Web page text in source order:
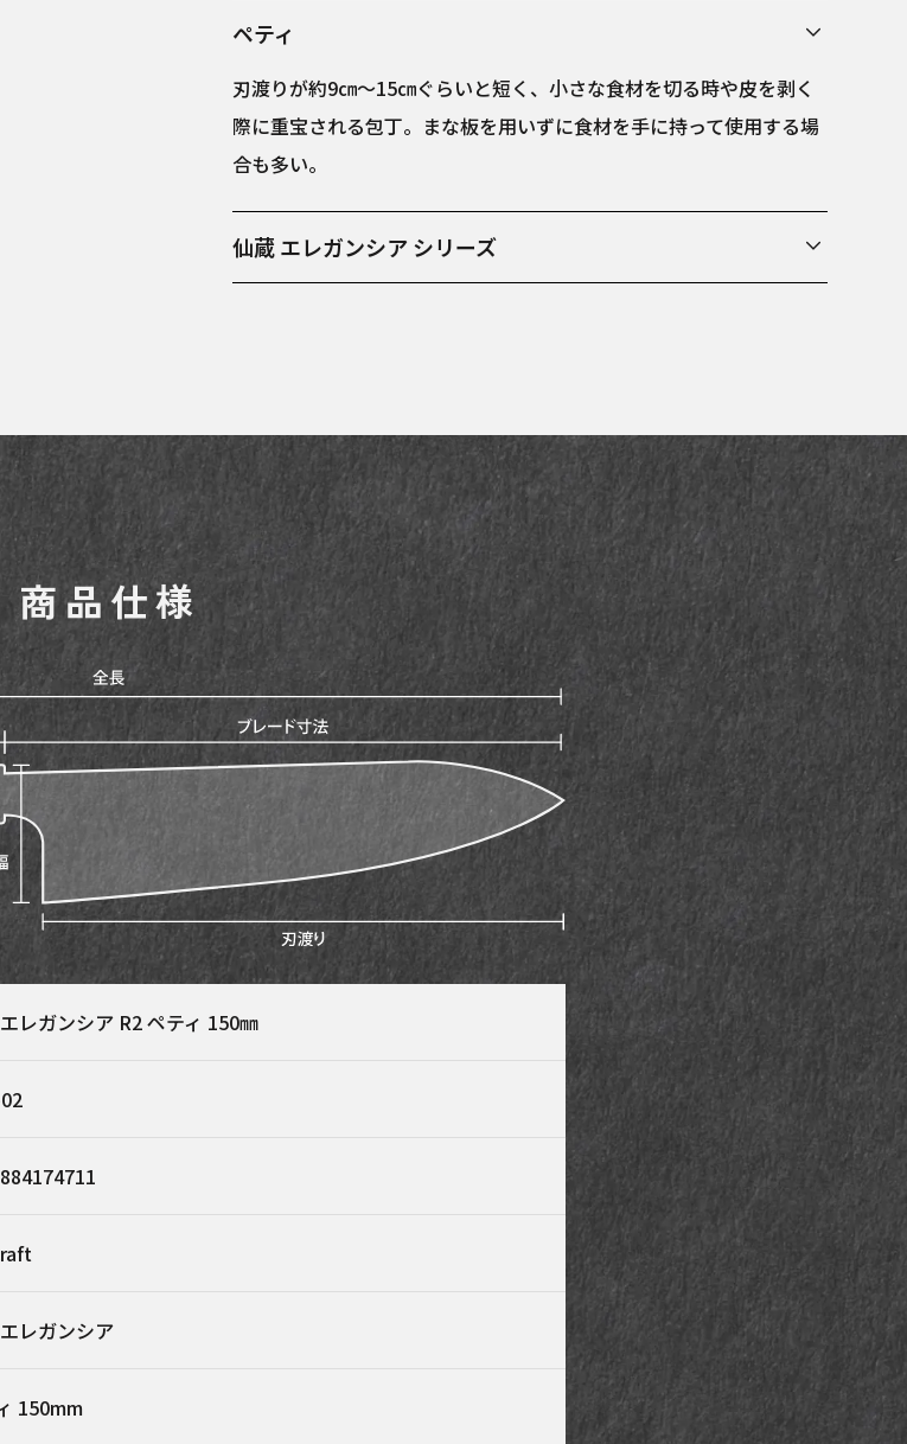
ペティ
刃渡りが約9㎝～15㎝ぐらいと短く、小さな食材を切る時や皮を剥く
際に重宝される包丁。まな板を用いずに食材を手に持って使用する場
合も多い。
仙蔵 エレガンシア シリーズ
いデザインです。ブレードの幅が広く手がまな板に当たりにくい上、
大きな食材も切りやすいのも特徴です。※このシリーズは国内販売の
みです。
商品仕様
レガンシア R2 ペティ 150㎜
レガンシア
150mm